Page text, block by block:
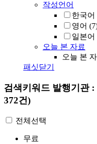
작성언어
한국어
영어
일본어
오늘 본 자료
오늘 본
패싯닫기
검색키워드 발행기관 :
372건)
전체선택
무료